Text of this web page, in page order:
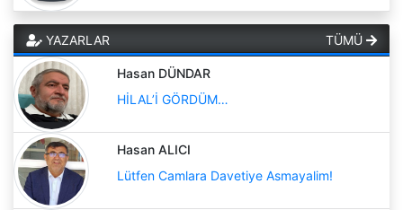
YAZARLAR TÜMÜ
Hasan DÜNDAR
HİLAL’İ GÖRDÜM…
Hasan ALICI
Lütfen Camlara Davetiye Asmayalim!